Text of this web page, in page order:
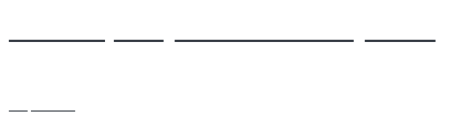
На минарете установили полумесяц